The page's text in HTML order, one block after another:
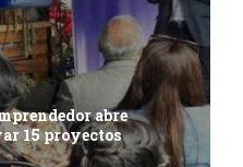
abre
15 proyectos